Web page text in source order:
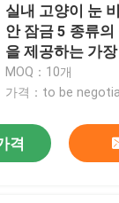
실내 고양이 눈
안 잠금 5 종류
을 제공하는 가
시스템
MOQ：10개
가격：to be
격